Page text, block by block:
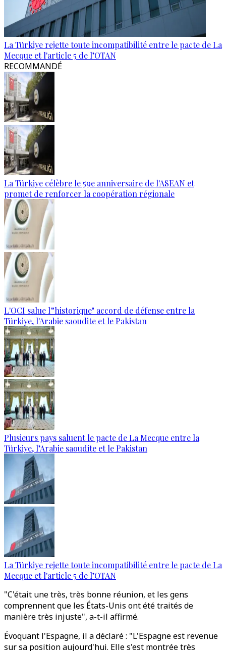
La Türkiye rejette toute incompatibilité entre le pacte de La
Mecque et l'article 5 de l’OTAN
RECOMMANDÉ
La Türkiye célèbre le 59e anniversaire de l'ASEAN et
promet de renforcer la coopération régionale
L'OCI salue l'"historique" accord de défense entre la
Türkiye, l'Arabie saoudite et le Pakistan
Plusieurs pays saluent le pacte de La Mecque entre la
Türkiye, l’Arabie saoudite et le Pakistan
La Türkiye rejette toute incompatibilité entre le pacte de La
Mecque et l'article 5 de l’OTAN
"C'était une très, très bonne réunion, et les gens
comprennent que les États-Unis ont été traités de
manière très injuste", a-t-il affirmé.
Évoquant l'Espagne, il a déclaré : "L'Espagne est revenue
sur sa position aujourd'hui. Elle s'est montrée très